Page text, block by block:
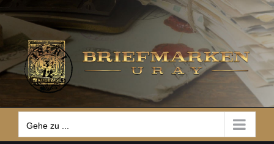
Zum
Inhalt
springen
Gehe zu ...
Gehe zu ...